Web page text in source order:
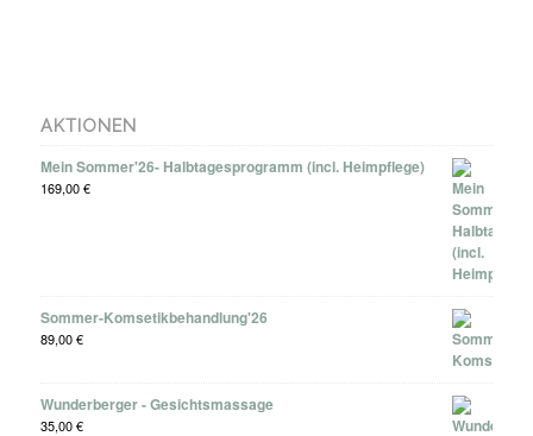
AKTIONEN
Mein Sommer'26- Halbtagesprogramm (incl. Heimpflege)
169,00€
Sommer-Komsetikbehandlung'26
89,00€
Wunderberger - Gesichtsmassage
35,00€